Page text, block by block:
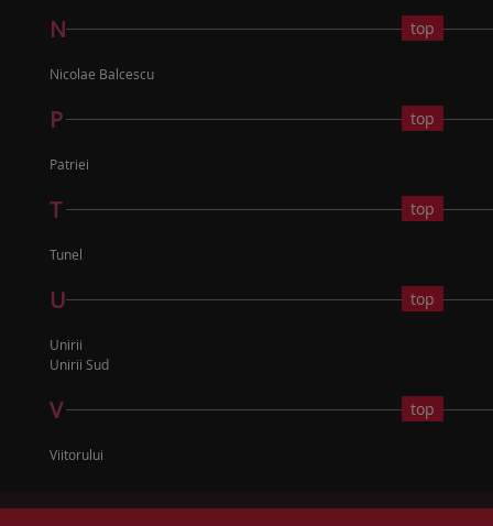
top
N
Nicolae Balcescu
top
P
Patriei
top
T
Tunel
top
U
Unirii
Unirii Sud
top
V
Viitorului